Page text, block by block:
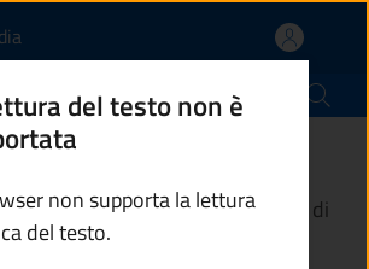
certificati,
(apre in un'altra scheda).
di Ponte di Legno
estratti e copie integrali di atti di
del testo non è
non supporta la lettura
del testo.